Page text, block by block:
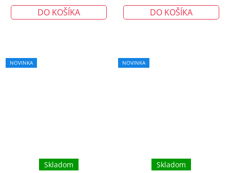
DO KOŠÍKA DO KOŠÍKA
NOVINKA
Skladom
NOVINKA
Skladom